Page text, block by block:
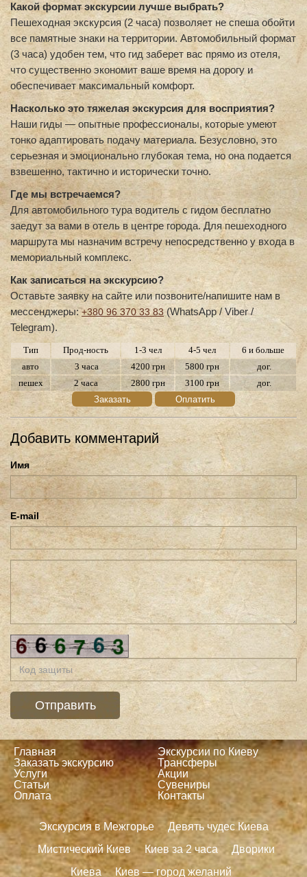
Какой формат экскурсии лучше выбрать?
Пешеходная экскурсия (2 часа) позволяет не спеша обойти
все памятные знаки на территории. Автомобильный формат
(3 часа) удобен тем, что гид заберет вас прямо из отеля,
что существенно экономит ваше время на дорогу и
обеспечивает максимальный комфорт.
Насколько это тяжелая экскурсия для восприятия?
Наши гиды — опытные профессионалы, которые умеют
тонко адаптировать подачу материала. Безусловно, это
серьезная и эмоционально глубокая тема, но она подается
взвешенно, тактично и исторически точно.
Где мы встречаемся?
Для автомобильного тура водитель с гидом бесплатно
заедут за вами в отель в центре города. Для пешеходного
маршрута мы назначим встречу непосредственно у входа в
мемориальный комплекс.
Как записаться на экскурсию?
Оставьте заявку на сайте или позвоните/напишите нам в
мессенджеры:+380 96 370 33 83(WhatsApp / Viber /
Telegram).
Тип Прод-ность 1-3 чел 4-5 чел
6 и больше
авто
3 часа 4200 грн 5800 грн
дог.
пешех
2 часа 2800 грн 3100 грн
дог.
Заказать
Оплатить
Добавить комментарий
Имя
E-mail
Главная
Экскурсии по Киеву
Заказать экскурсию
Трансферы
Услуги
Акции
Статьи
Сувениры
Оплата
Контакты
Экскурсия в Межгорье
Девять чудес Киева
Мистический Киев
Киев за 2 часа
Дворики
Киева
Киев — город желаний